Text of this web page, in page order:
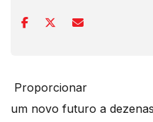
Proporcionar
um novo futuro a